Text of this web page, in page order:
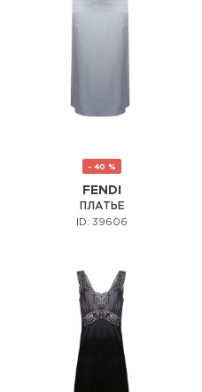
- 40 %
FENDI
ПЛАТЬЕ
ID: 39606